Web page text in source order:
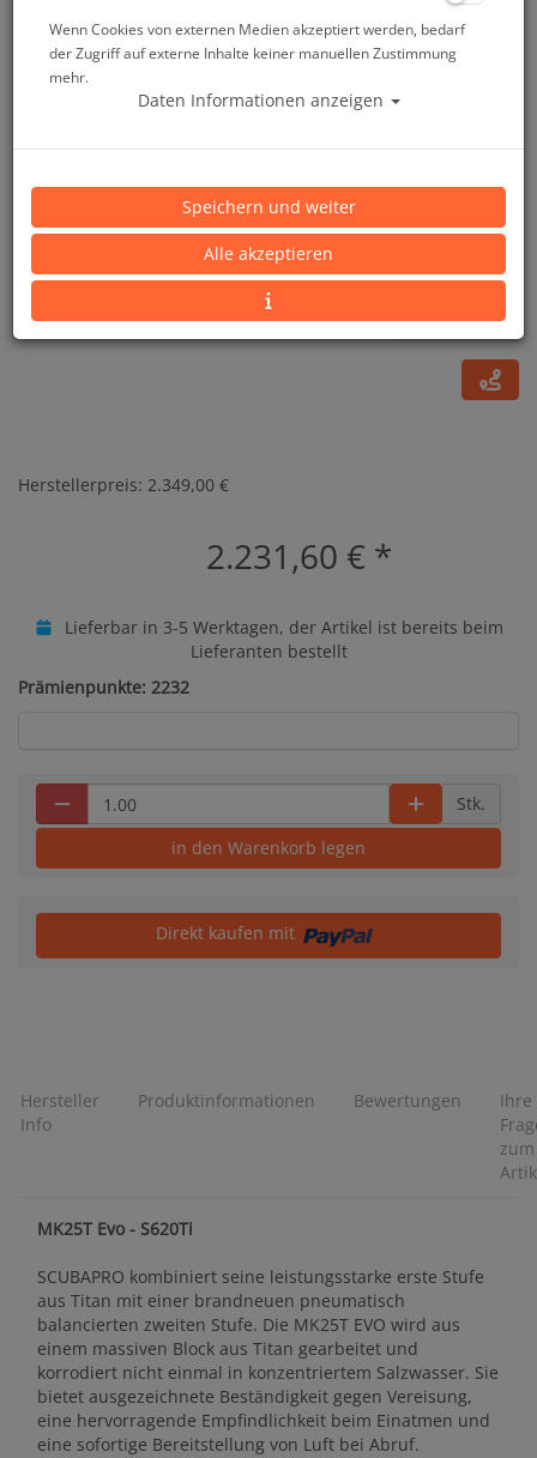
Scubapro MK25T Evo - S620 X-Ti - Titanregler
Artikelnr.: scu-12620600
Herstellerpreis: 2.349,00 €
2.231,60 €*
Lieferbar in 3-5 Werktagen, der Artikel ist bereits beim
Lieferanten bestellt
Prämienpunkte: 2232
Stk.
in den Warenkorb legen
Direkt kaufen mit
Hersteller
Info
Produktinformationen Bewertungen
Ihre
zum
MK25T Evo - S620Ti
SCUBAPRO kombiniert seine leistungsstarke erste Stufe
aus Titan mit einer brandneuen pneumatisch
balancierten zweiten Stufe. Die MK25T EVO wird aus
einem massiven Block aus Titan gearbeitet und
korrodiert nicht einmal in konzentriertem Salzwasser. Sie
bietet ausgezeichnete Beständigkeit gegen Vereisung,
eine hervorragende Empfindlichkeit beim Einatmen und
eine sofortige Bereitstellung von Luft bei Abruf.
Wenn Cookies von externen Medien akzeptiert werden, bedarf
der Zugriff auf externe Inhalte keiner manuellen Zustimmung
mehr.
Daten Informationen anzeigen
Speichern und weiter
Alle akzeptieren